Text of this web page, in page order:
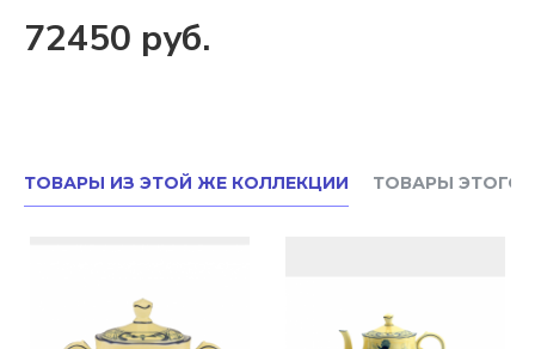
72450 руб.
ТОВАРЫ ИЗ ЭТОЙ ЖЕ КОЛЛЕКЦИИ ТОВАРЫ ЭТОГО